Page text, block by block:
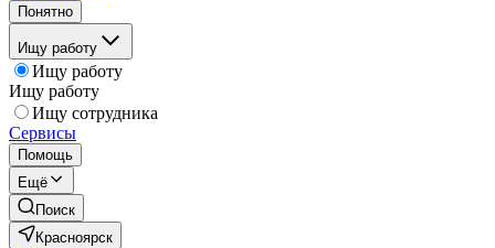
Понятно
Ищу работу
Ищу работу
Ищу работу
Ищу сотрудника
Сервисы
Помощь
Ещё
Поиск
Красноярск